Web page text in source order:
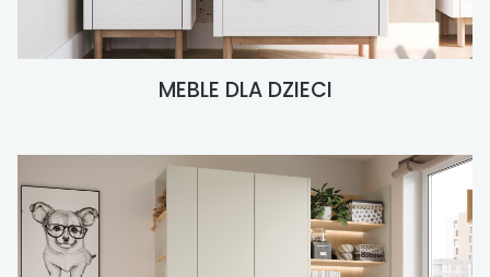
MEBLE DLA DZIECI